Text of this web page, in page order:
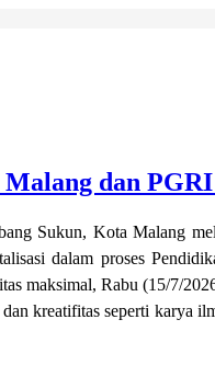
dan
Sukun, Kota Malang
dalam proses
maksimal, Rabu (15/7/
kreatifitas seperti